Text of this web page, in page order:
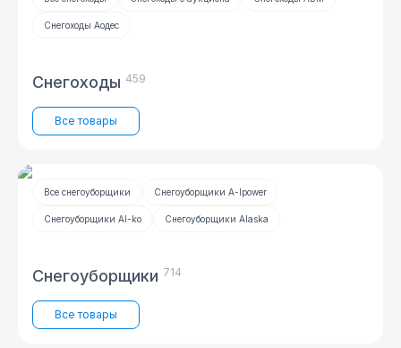
Снегоходы Аодес
Снегоходы 459
Все товары
Все снегоуборщики Снегоуборщики A-Ipower
Снегоуборщики Al-ko Снегоуборщики Alaska
Снегоуборщики 714
Все товары